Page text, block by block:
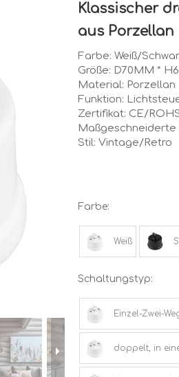
Klassischer
aus Porzellan
Farbe: Weiß/
Größe: D70MM *
Material: Porzellan
Funktion:
Zertifikat: CE/
Stil: Vintage/Retro
Farbe:
Weiß
Schaltungstyp:
Einzel-Zwei-
doppelt, in eine